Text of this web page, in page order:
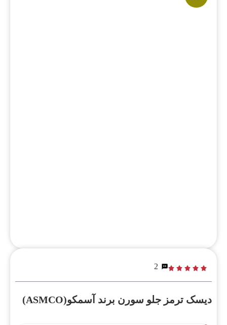
2
دیسک ترمز جلو سورن برند آسمکو(ASMCO)